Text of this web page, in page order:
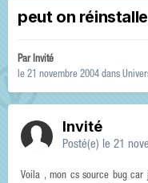
peut on
Par Invité
le 21 novembre 2004 dans
Invité
Posté(e) le 21
Voila , mon cs source bug